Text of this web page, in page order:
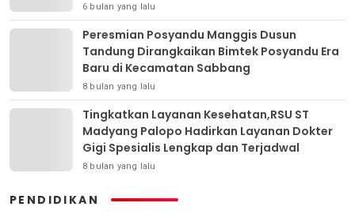
6 bulan yang lalu
Peresmian Posyandu Manggis Dusun
Tandung Dirangkaikan Bimtek Posyandu Era
Baru di Kecamatan Sabbang
8 bulan yang lalu
Tingkatkan Layanan Kesehatan,RSU ST
Madyang Palopo Hadirkan Layanan Dokter
Gigi Spesialis Lengkap dan Terjadwal
8 bulan yang lalu
PENDIDIKAN